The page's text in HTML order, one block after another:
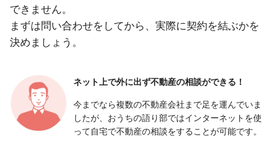
できません。
まずは問い合わせをしてから、実際に契約を結ぶかを
決めましょう。
ネット上で外に出ず不動産の相談ができる！
今までなら複数の不動産会社まで足を運んでいま
したが、おうちの語り部ではインターネットを使
って自宅で不動産の相談をすることが可能です。